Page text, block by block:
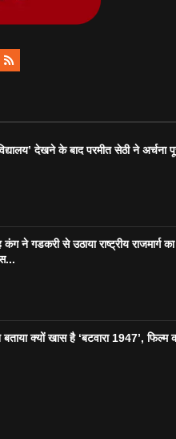
देखने के बाद परमीत सेठी ने अर्चना
कंग ने गडकरी से उठाया राष्ट्रीय राजमार्ग का
क्यों खास है ‘बटवारा 1947’, फिल्म